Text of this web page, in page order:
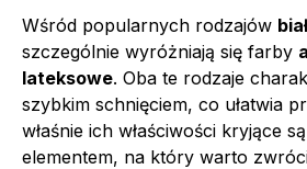
Wśród popularnych rodzajów
szczególnie wyróżniają się farby
lateksowe. Oba te rodzaje
szybkim schnięciem, co ułatwia
właśnie ich właściwości kryjące
elementem, na który warto